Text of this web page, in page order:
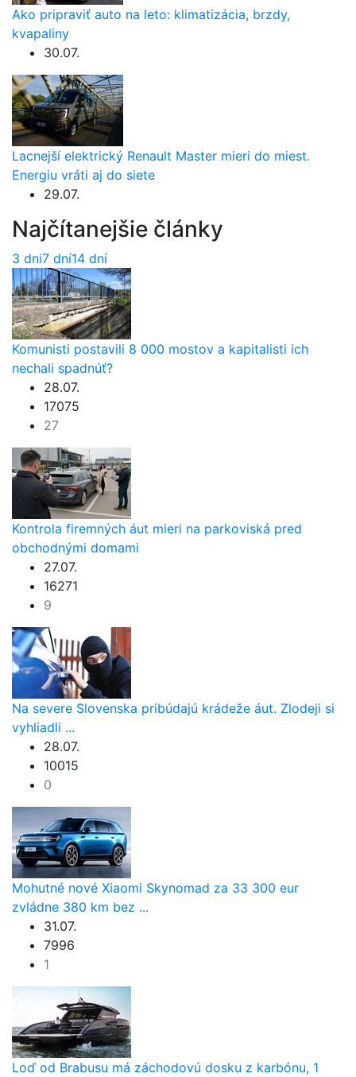
Ako pripraviť auto na leto: klimatizácia, brzdy,
kvapaliny
30.07.
Lacnejší elektrický Renault Master mieri do miest.
Energiu vráti aj do siete
29.07.
Najčítanejšie články
3 dni7 dní14 dní
Komunisti postavili 8 000 mostov a kapitalisti ich
nechali spadnúť?
28.07.
17075
27
Kontrola firemných áut mieri na parkoviská pred
obchodnými domami
27.07.
16271
9
Na severe Slovenska pribúdajú krádeže áut. Zlodeji si
vyhliadli ...
28.07.
10015
0
Mohutné nové Xiaomi Skynomad za 33 300 eur
zvládne 380 km bez ...
31.07.
7996
1
Loď od Brabusu má záchodovú dosku z karbónu, 1